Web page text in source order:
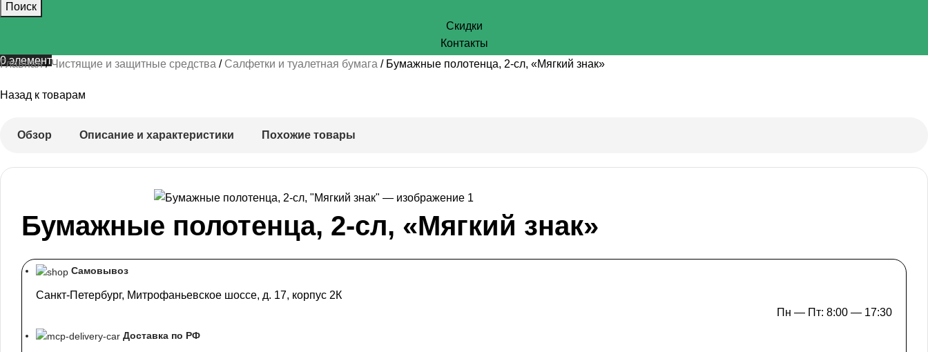
Поиск
Скидки
Контакты
0элемент
Главная Чистящие и защитные средства Салфетки и туалетная бумага Бумажные полотенца, 2-сл, «Мягкий знак»
Назад к товарам
Обзор Описание и характеристики Похожие товары
Бумажные полотенца, 2-сл, «Мягкий знак»
Самовывоз
Санкт-Петербург, Митрофаньевское шоссе, д. 17, корпус 2К
Пн — Пт: 8:00 — 17:30
Доставка по РФ